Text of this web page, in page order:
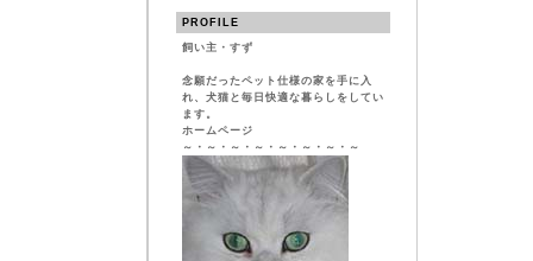
PROFILE
飼い主・すず
念願だったペット仕様の家を手に入
れ、犬猫と毎日快適な暮らしをしてい
ます。
ホームページ
～・～・～・～・～・～・～・～